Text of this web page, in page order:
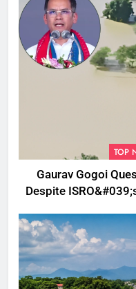
TOP
Gaurav Gogoi
Despite